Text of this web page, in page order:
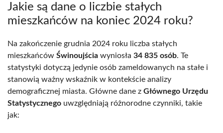
Jakie są dane o liczbie stałych
mieszkańców na koniec 2024 roku?
Na zakończenie grudnia 2024 roku liczba stałych
mieszkańców Świnoujścia wyniosła 34 835 osób. Te
statystyki dotyczą jedynie osób zameldowanych na stałe i
stanowią ważny wskaźnik w kontekście analizy
demograficznej miasta. Główne dane z Głównego Urzędu
Statystycznego uwzględniają różnorodne czynniki, takie
jak: